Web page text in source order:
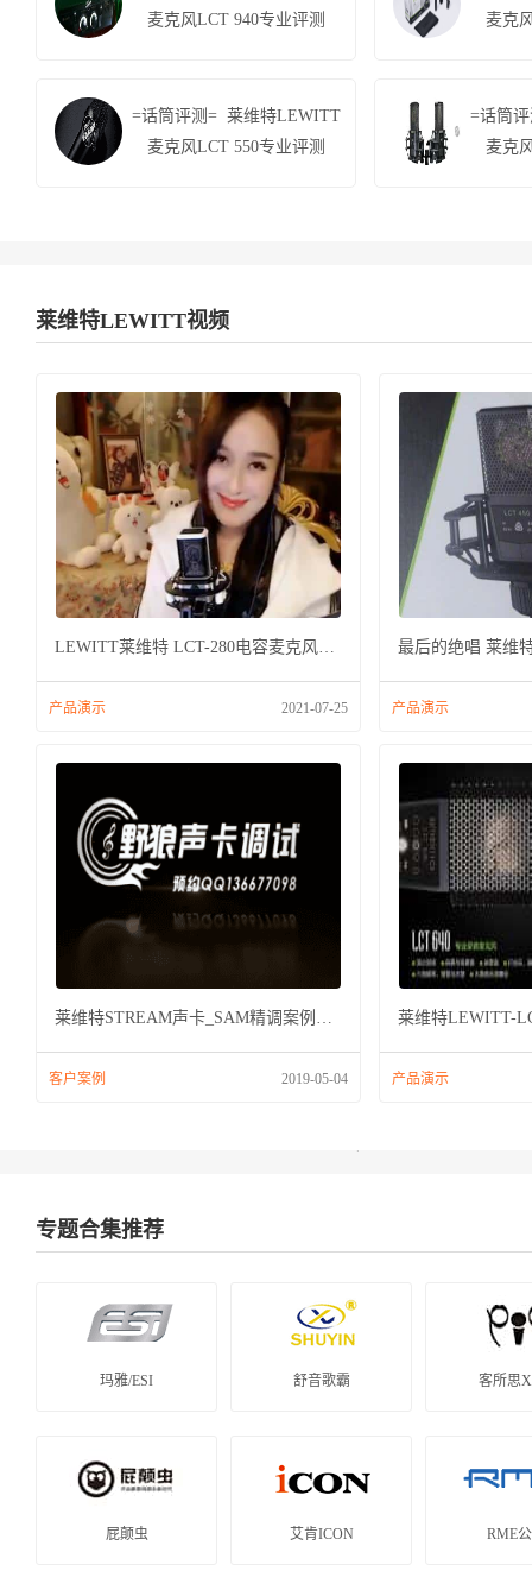
麦克风LCT 940专业评测
麦克
=话筒评测= 莱维特LEWITT
麦克风LCT 550专业评测
=话筒
麦克
莱维特LEWITT视频
LEWITT莱维特 LCT-280电容麦克风效果演示
产品演示 2021-07-25 产品演示
莱维特STREAM声卡_SAM精调案例展示2019
客户案例 2019-05-04 产品演示
专题合集推荐
玛雅/ESI 舒音歌霸 客所思
屁颠虫 艾肯ICON RME